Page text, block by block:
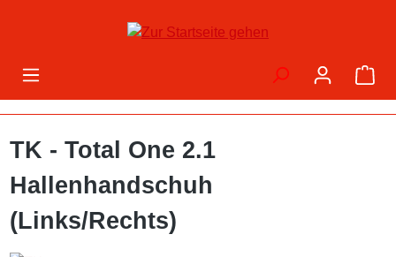
Zum Hauptinhalt springen
TK - Total One 2.1
Hallenhandschuh
(Links/Rechts)